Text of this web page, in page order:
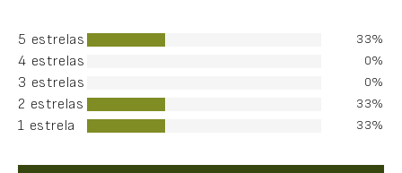
5 estrelas 33%
4 estrelas 0%
3 estrelas 0%
2 estrelas 33%
1 estrela 33%